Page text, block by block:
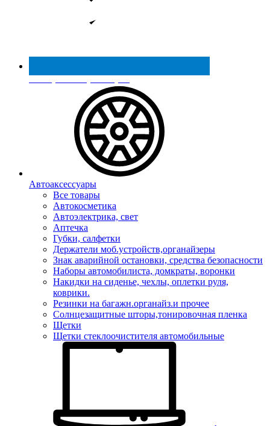
Реестр МинПромТорга
Автоаксессуары
Все товары
Автокосметика
Автоэлектрика, свет
Аптечка
Губки, салфетки
Держатели моб.устройств,органайзеры
Знак аварийной остановки, средства безопасности
Наборы автомобилиста, домкраты, воронки
Накидки на сиденье, чехлы, оплетки руля,
коврики.
Резинки на багажн.органайз.и прочее
Солнцезащитные шторы,тонировочная пленка
Щетки
Щетки стеклоочистителя автомобильные